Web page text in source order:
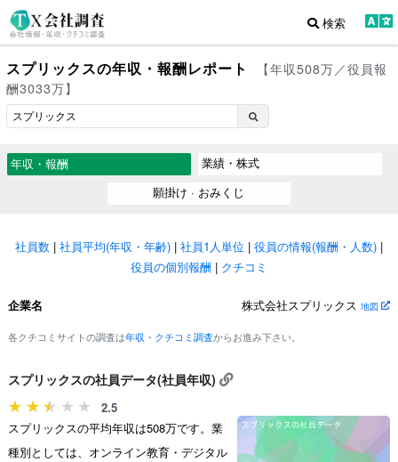
検索
スプリックスの年収・報酬レポート
【年収508万／役員報
酬3033万】
年収・報酬
業績・株式
願掛け · おみくじ
社員数 | 社員平均(年収・年齢) | 社員1人単位 | 役員の情報(報酬・人数) |
役員の個別報酬 | クチコミ
企業名 株式会社スプリックス 地図
各クチコミサイトの調査は年収・クチコミ調査からお進み下さい。
スプリックスの社員データ(社員年収)
2.5
スプリックスの平均年収は508万です。業
種別としては、オンライン教育・デジタル